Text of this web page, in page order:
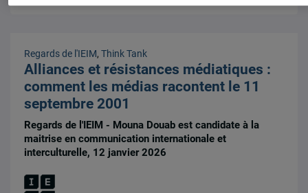
Regards de l'IEIM,Think Tank
Alliances et résistances médiatiques :
comment les médias racontent le 11
septembre 2001
Regards de l'IEIM - Mouna Douab est candidate à la
maitrise en communication internationale et
interculturelle, 12 janvier 2026